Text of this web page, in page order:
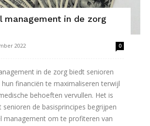
management in de zorg
2022 0
in de zorg biedt senioren
financiën te maximaliseren terwijl
behoeften vervullen. Het is
senioren de basisprincipes begrijpen
management om te profiteren van